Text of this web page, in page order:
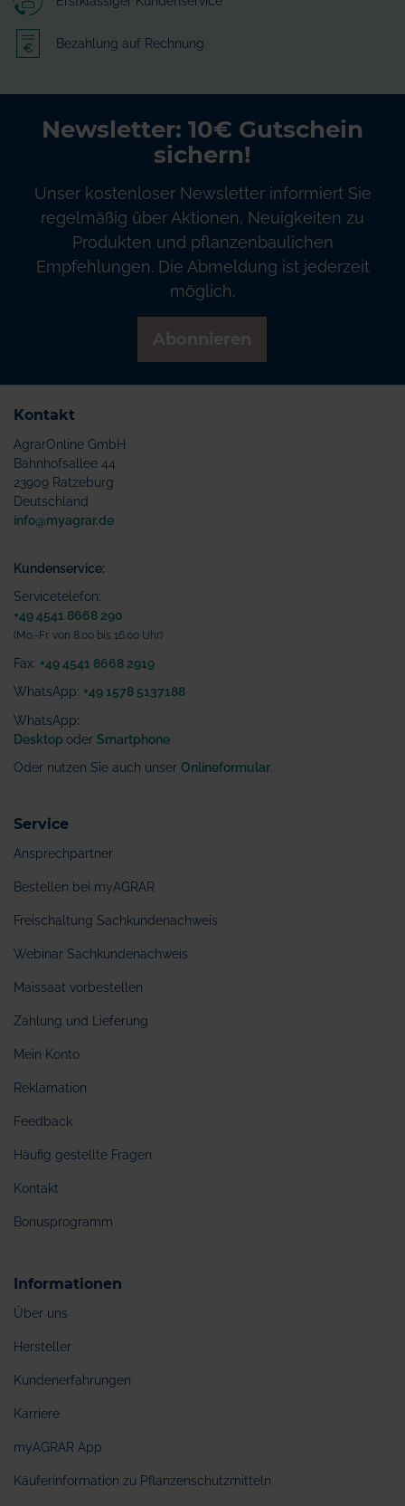
Bezahlung auf Rechnung
Newsletter: 10€ Gutschein
sichern!
Unser kostenloser Newsletter informiert Sie
regelmäßig über Aktionen, Neuigkeiten zu
Produkten und pflanzenbaulichen
Empfehlungen. Die Abmeldung ist jederzeit
möglich.
Kontakt
AgrarOnline GmbH
Bahnhofsallee 44
23909 Ratzeburg
Deutschland
info@myagrar.de
Kundenservice:
Servicetelefon:
+49 4541 8668 290
(Mo.-Fr. von 8.00 bis 16.00 Uhr)
Fax: +49 4541 8668 2919
WhatsApp: +49 1578 5137188
WhatsApp:
Desktop oder Smartphone
Oder nutzen Sie auch unser Onlineformular
Service
Ansprechpartner
Bestellen bei myAGRAR
Freischaltung Sachkundenachweis
Webinar Sachkundenachweis
Maissaat vorbestellen
Zahlung und Lieferung
Mein Konto
Reklamation
Feedback
Häufig gestellte Fragen
Kontakt
Bonusprogramm
Informationen
Über uns
Hersteller
Kundenerfahrungen
Karriere
myAGRAR App
Käuferinformation zu Pflanzenschutzmitteln